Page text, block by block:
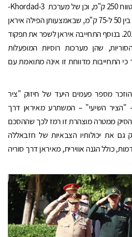
של מערכת 300-S הרוסית לטווח 250 ק"מ, וכן של מערכת Khordad-3-
טילי קרקע-אוויר לטווח בינוני בין 50 ל-75 ק"מ, שבאמצעותן הפילה איראן
מל"ט הוק האמריקאי ביוני 2019. בנוסף התחייבה איראן לשפר את תפקוד
שהן מערכות רוסיות המופעלות
כי התחייבות מדווחת זו אינה מתואמת עם
מספר פעמים היעד של חיזוק "ציר
- "הציר השיעי" – המשתרע מאיראן דרך
להסיק ממטרה מוצהרת זו רמז לכך שההסכם
גם את יכולותיו הצבאיות של חזבאללה
כולל הגנה אווירית, מאיראן דרך סוריה